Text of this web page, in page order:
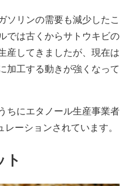
ソリンの需要も減少したこ
では古くからサトウキビの
産してきましたが、現在は
加工する動きが強くなって
ちにエタノール生産事業者
ーションされています。
ト